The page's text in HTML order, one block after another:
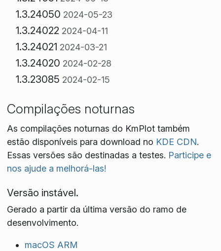
1.3.24050 2024-05-23
1.3.24022 2024-04-11
1.3.24021 2024-03-21
1.3.24020 2024-02-28
1.3.23085 2024-02-15
Compilações noturnas
As compilações noturnas do KmPlot também
estão disponíveis para download no KDE CDN.
Essas versões são destinadas a testes. Participe e
nos ajude a melhorá-las!
Versão instável.
Gerado a partir da última versão do ramo de
desenvolvimento.
macOS ARM